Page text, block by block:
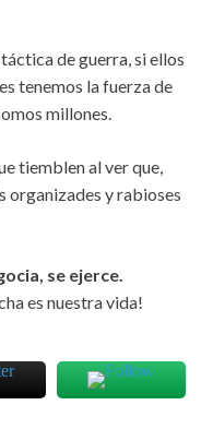
táctica de guerra, si ellos
tenemos la fuerza de
millones.
tiemblen al ver que,
organizades y rabioses
se ejerce.
es nuestra vida!